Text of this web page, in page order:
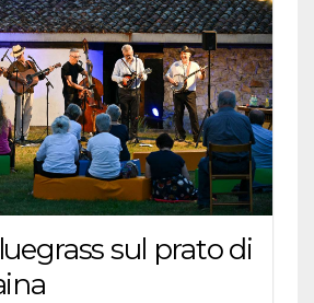
sul prato di